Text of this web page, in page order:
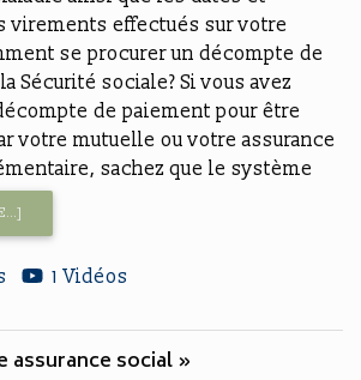
virements effectués sur votre
se procurer un décompte de
Sécurité sociale? Si vous avez
de paiement pour être
votre mutuelle ou votre assurance
sachez que le système
1 Vidéos
assurance social »